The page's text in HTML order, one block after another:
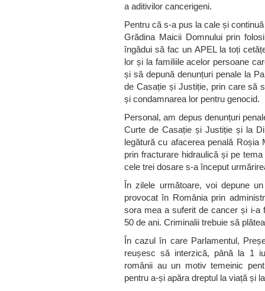
a aditivilor cancerigeni.
Pentru că s-a pus la cale și
Grădina Maicii Domnului prin
îngădui să fac un APEL la toți
lor și la familiile acelor persoane
și să depună denunțuri penale la
de Casație și Justiție, prin care să
și condamnarea lor pentru genocid.
Personal, am depus denunțuri
Curte de Casație și Justiție și la
legătură cu afacerea penală Roșia
prin fracturare hidraulică și pe
cele trei dosare s-a început
În zilele următoare, voi depune
provocat în România prin
sora mea a suferit de cancer și i-a
50 de ani. Criminalii trebuie să
În cazul în care Parlamentul,
reușesc să interzică, până la 1
românii au un motiv temeinic
pentru a-și apăra dreptul la viață și